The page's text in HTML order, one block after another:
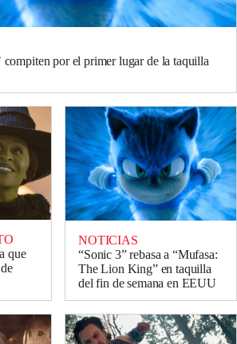
por el primer lugar de la taquilla
que
NOTICIAS
“Sonic 3” rebasa a “Mufasa:
The Lion King” en taquilla
del fin de semana en EEUU